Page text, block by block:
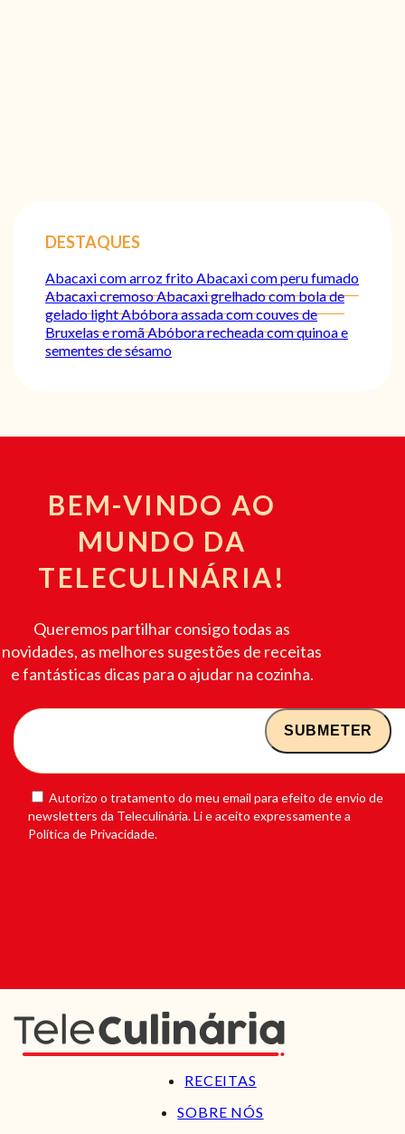
DESTAQUES
Abacaxi com arroz frito Abacaxi com peru fumado
Abacaxi cremosoAbacaxi grelhado com bola de
gelado lightAbóbora assada com couves de
Bruxelas e romãAbóbora recheada com quinoa e
sementes de sésamo
BEM-VINDO AO
MUNDO DA
TELECULINÁRIA!
Queremos partilhar consigo todas as
novidades, as melhores sugestões de receitas
e fantásticas dicas para o ajudar na cozinha.
Autorizo o tratamento do meu email para efeito de envio de
newsletters da Teleculinária. Li e aceito expressamente a
Política de Privacidade.
RECEITAS
SOBRE NÓS